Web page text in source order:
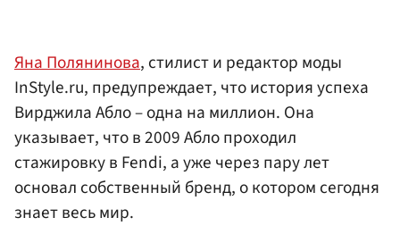
Яна Полянинова, стилист и редактор моды
InStyle.ru, предупреждает, что история успеха
Вирджила Абло – одна на миллион. Она
указывает, что в 2009 Абло проходил
стажировку в Fendi, а уже через пару лет
основал собственный бренд, о котором сегодня
знает весь мир.